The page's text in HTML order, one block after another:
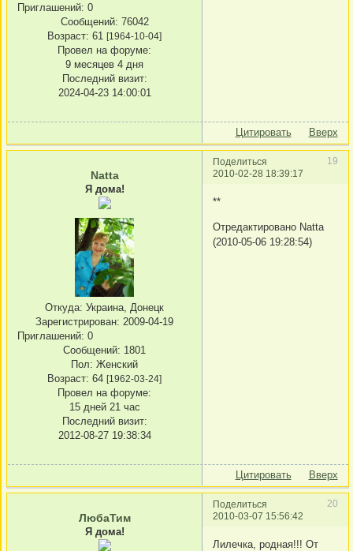
Приглашений: 0
Сообщений: 76042
Возраст: 61 [1964-10-04]
Провел на форуме:
9 месяцев 4 дня
Последний визит:
2024-04-23 14:00:01
Цитировать Вверх
Поделиться
19
2010-02-28 18:39:17
Natta
Я дома!
Откуда: Украина, Донецк
Зарегистрирован: 2009-04-19
Приглашений: 0
Сообщений: 1801
Пол: Женский
Возраст: 64 [1962-03-24]
Провел на форуме:
15 дней 21 час
Последний визит:
2012-08-27 19:38:34
**
Отредактировано Natta
(2010-05-06 19:28:54)
Цитировать Вверх
Поделиться
20
2010-03-07 15:56:42
ЛюбаТим
Я дома!
Лилечка, родная!!! От